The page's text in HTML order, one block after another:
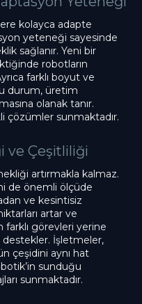
kolayca adapte
yeteneği sayesinde
sağlanır. Yeni bir
robotların
farklı boyut ve
durum, üretim
olanak tanır.
çözümler sunmaktadır.
ve Çeşitliliği
artırmakla kalmaz.
de önemli ölçüde
ve kesintisiz
artar ve
farklı görevleri yerine
İşletmeler,
çeşidini aynı hat
sunduğu
sunmaktadır.